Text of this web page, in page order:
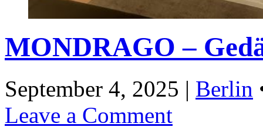
MONDRAGO –
September 4, 2025 | Berlin
Leave a Comment